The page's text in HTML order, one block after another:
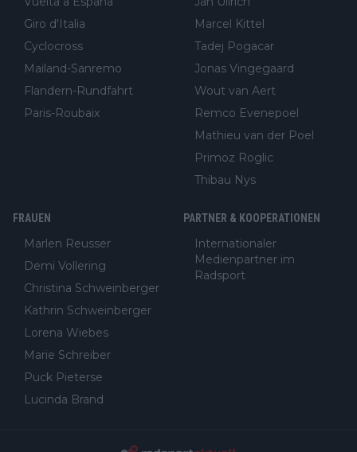
Giro d'Italia
Cyclocross
Mailand-Sanremo
Flandern-Rundfahrt
Paris-Roubaix
Marcel Kittel
Tadej Pogacar
Jonas Vingegaard
Wout van Aert
Remco Evenepoel
Mathieu van der Poel
Primoz Roglic
Thibau Nys
FRAUEN
Marlen Reusser
Demi Vollering
Christina Schweinberger
Kathrin Schweinberger
Lorena Wiebes
Marie Schreiber
Puck Pieterse
Lucinda Brand
PARTNER & KOOPERATIONEN
Internationaler
Medienpartner im
Radsport